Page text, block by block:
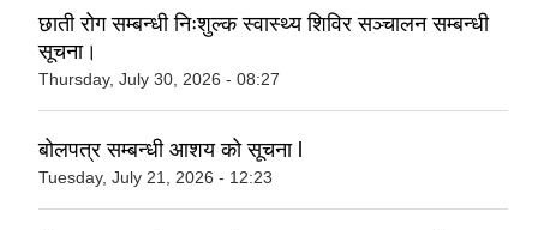
छाती रोग सम्बन्धी निःशुल्क स्वास्थ्य शिविर सञ्चालन सम्बन्धी
सूचना।
Thursday, July 30, 2026 - 08:27
बोलपत्र सम्बन्धी आशय को सूचना l
Tuesday, July 21, 2026 - 12:23